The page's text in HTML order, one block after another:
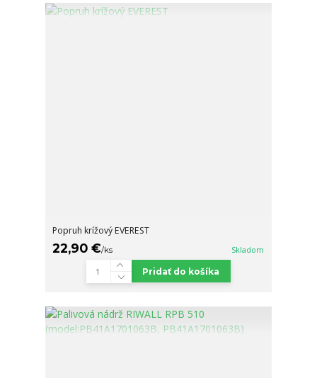
Popruh krížový EVEREST
22,90 €/ks Skladom
Pridať do košíka